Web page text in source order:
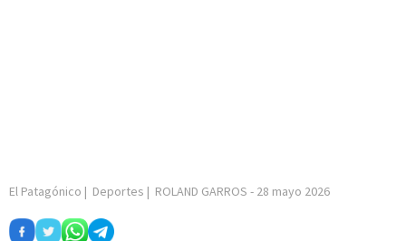
El Patagónico | Deportes | ROLAND GARROS - 28 mayo 2026